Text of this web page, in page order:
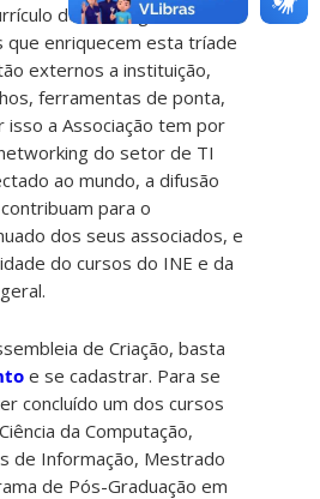
de cada egresso.
enriquecem esta tríade
externos a instituição,
ferramentas de ponta,
a Associação tem por
do setor de TI
ao mundo, a difusão
para o
dos seus associados, e
do cursos do INE e da
de Criação, basta
e se cadastrar. Para se
concluído um dos cursos
da Computação,
de Informação, Mestrado
de Pós-Graduação em